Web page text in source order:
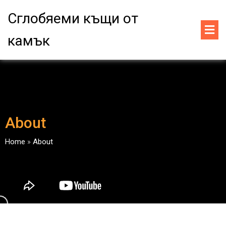
Сглобяеми къщи от
камък
About
Home » About